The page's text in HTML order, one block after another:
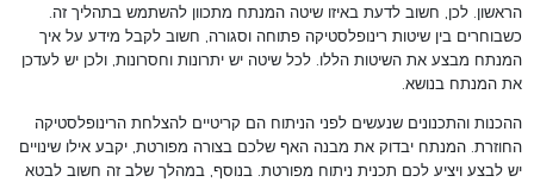
הראשון. לכן, חשוב לדעת באיזו שיטה המנתח מתכוון להשתמש בתהליך זה.
כשבוחרים בין שיטות רינופלסטיקה פתוחה וסגורה, חשוב לקבל מידע על איך
המנתח מבצע את השיטות הללו. לכל שיטה יש יתרונות וחסרונות, ולכן יש לעדכן
את המנתח בנושא.
ההכנות והתכנונים שנעשים לפני הניתוח הם קריטיים להצלחת הרינופלסטיקה
החוזרת. המנתח יבדוק את מבנה האף שלכם בצורה מפורטת, יקבע אילו שינויים
יש לבצע ויציע לכם תכנית ניתוח מפורטת. בנוסף, במהלך שלב זה חשוב לבטא